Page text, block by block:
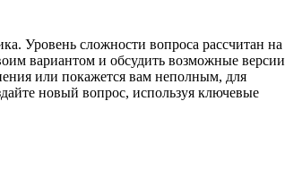
Уровень сложности вопроса рассчитан на
вариантом и обсудить возможные версии
или покажется вам неполным, для
новый вопрос, используя ключевые